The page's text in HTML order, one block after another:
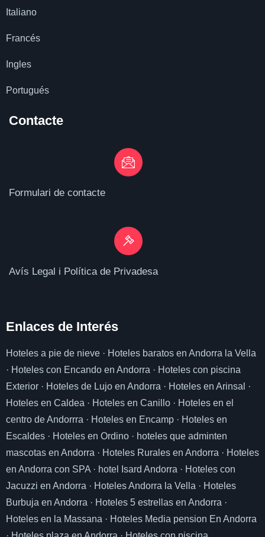
Italiano
Francés
Ingles
Portugués
Contacte
Formulari de contacte
Avís Legal i Política de Privadesa
Enlaces de Interés
Hoteles a pie de nieve · Hoteles baratos en Andorra la Vella
· Hoteles con Encando en Andorra · Hoteles con piscina
Exterior · Hoteles de Lujo en Andorra · Hoteles en Arinsal
·
Hoteles en Caldea · Hoteles en Canillo · Hoteles en el
centro de Andorrra · Hoteles en Encamp · Hoteles en
Escaldes · Hoteles en Ordino · hoteles que adminten
mascotas en Andorra · Hoteles Rurales en Andorra · Hoteles
en Andorra con SPA · hotel Isard Andorra · Hoteles con
Jacuzzi en Andorra · Hoteles Andorra la Vella · Hoteles
Burbuja en Andorra · Hoteles 5 estrellas en Andorra ·
Hoteles en la Massana · Hoteles Media pension En Andorra